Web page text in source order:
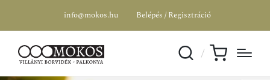
info@mokos.hu Belépés / Regisztráció